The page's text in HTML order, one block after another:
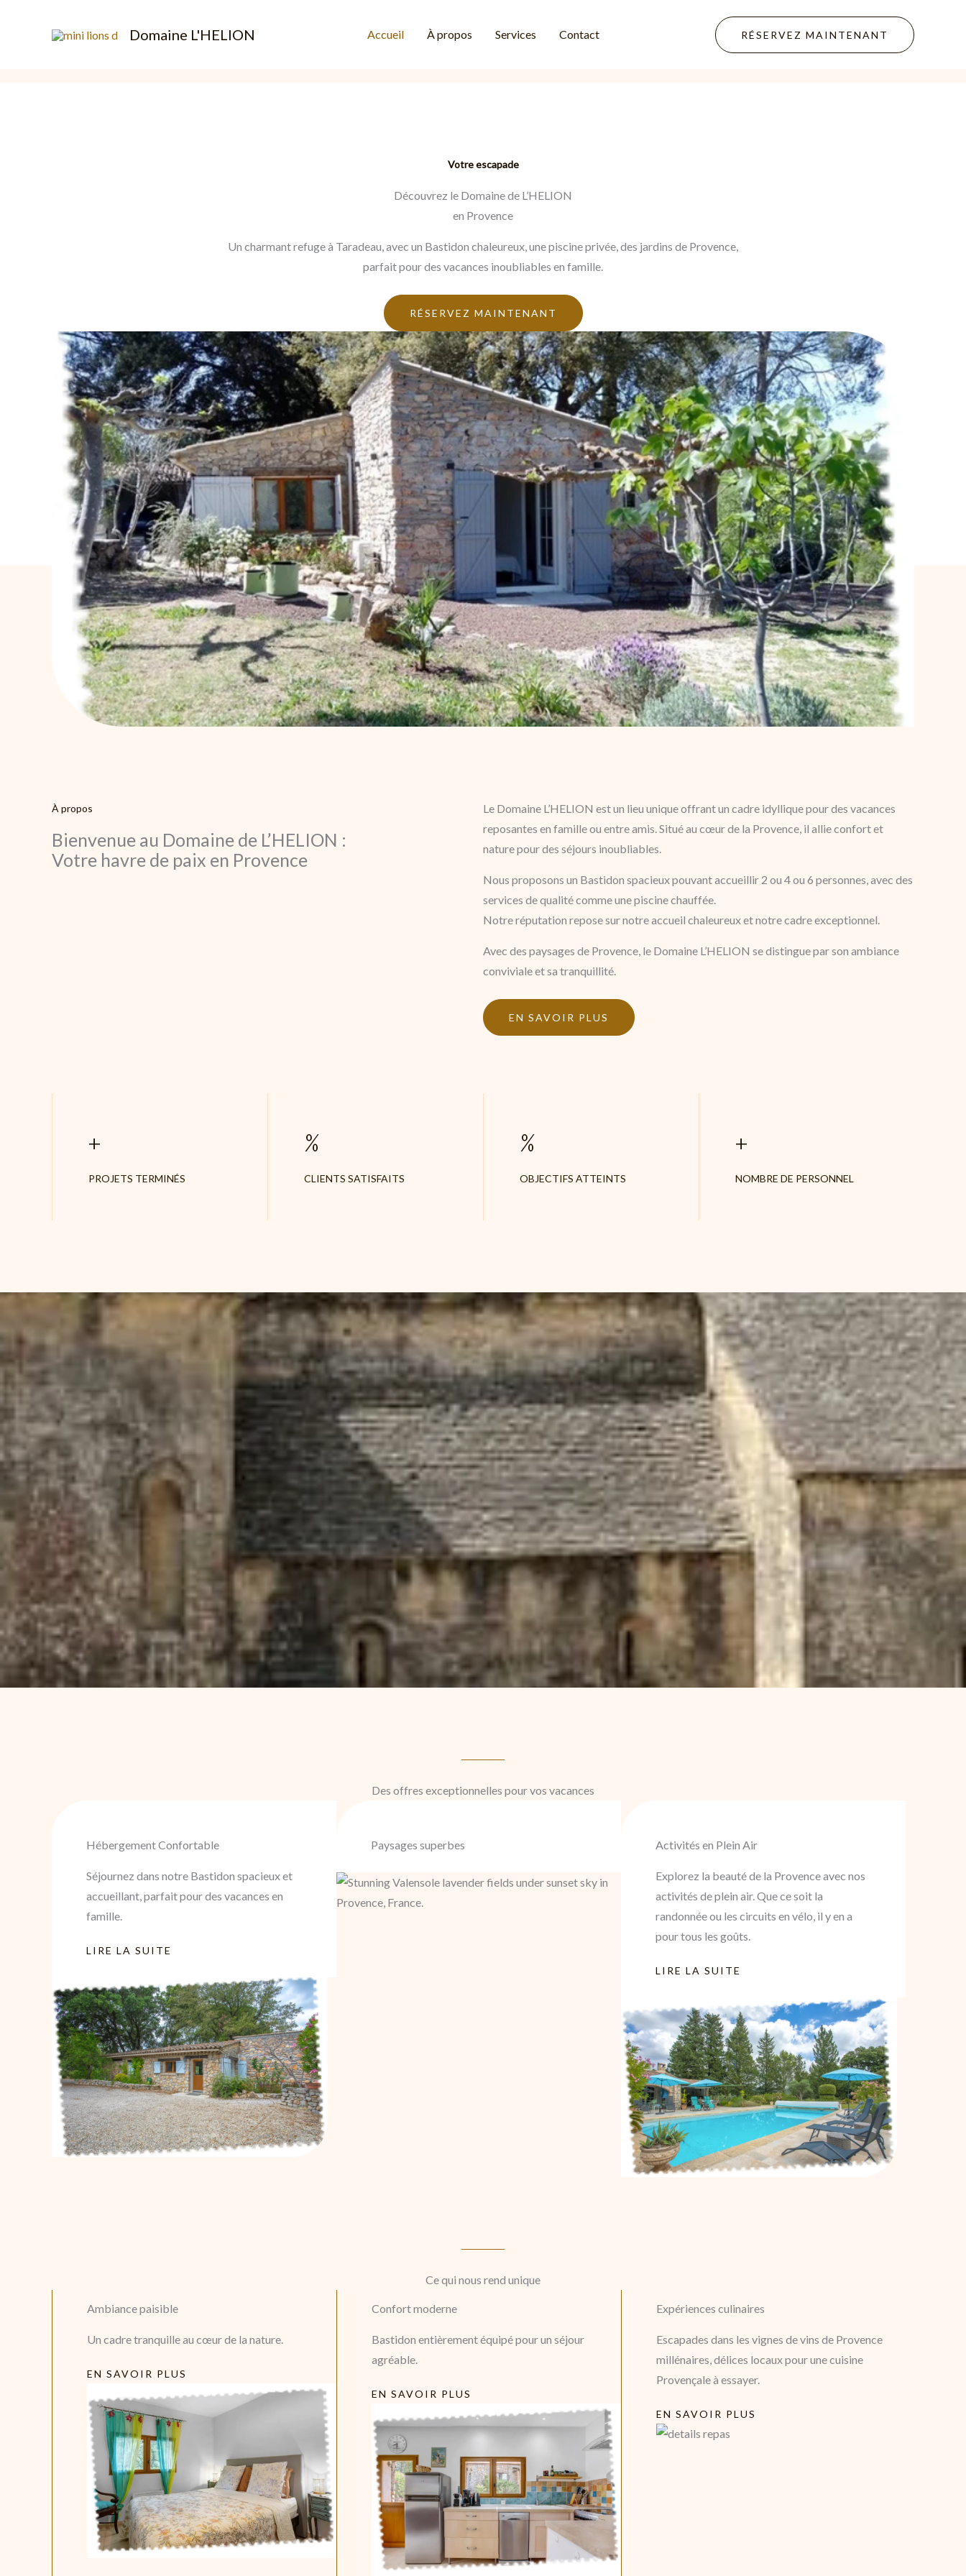
Domaine L'HELION Accueil À propos Services Contact RÉSERVEZ MAINTENANT
Votre escapade
Découvrez le Domaine de L’HELION
en Provence
Un charmant refuge à Taradeau, avec un Bastidon chaleureux, une piscine privée, des jardins de Provence,
parfait pour des vacances inoubliables en famille.
RÉSERVEZ MAINTENANT
À propos
Bienvenue au Domaine de L’HELION :
Votre havre de paix en Provence
Le Domaine L’HELION est un lieu unique offrant un cadre idyllique pour des vacances
reposantes en famille ou entre amis. Situé au cœur de la Provence, il allie confort et
nature pour des séjours inoubliables.
Nous proposons un Bastidon spacieux pouvant accueillir 2 ou 4 ou 6 personnes, avec des
services de qualité comme une piscine chauffée.
Notre réputation repose sur notre accueil chaleureux et notre cadre exceptionnel.
Avec des paysages de Provence, le Domaine L’HELION se distingue par son ambiance
conviviale et sa tranquillité.
EN SAVOIR PLUS
+
PROJETS TERMINÉS
%
CLIENTS SATISFAITS
%
OBJECTIFS ATTEINTS
+
NOMBRE DE PERSONNEL
Des offres exceptionnelles pour vos vacances
Hébergement Confortable
Séjournez dans notre Bastidon spacieux et
accueillant, parfait pour des vacances en
famille.
LIRE LA SUITE
Paysages superbes Activités en Plein Air
Explorez la beauté de la Provence avec nos
activités de plein air. Que ce soit la
randonnée ou les circuits en vélo, il y en a
pour tous les goûts.
LIRE LA SUITE
Ce qui nous rend unique
Ambiance paisible
Un cadre tranquille au cœur de la nature.
EN SAVOIR PLUS
Confort moderne
Bastidon entièrement équipé pour un séjour
agréable.
EN SAVOIR PLUS
Expériences culinaires
Escapades dans les vignes de vins de Provence
millénaires, délices locaux pour une cuisine
Provençale à essayer.
EN SAVOIR PLUS